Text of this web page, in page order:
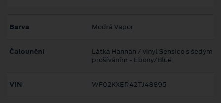
Barva Modrá Vapor
Čalounění
Látka Hannah / vinyl Sensico s šedým
prošíváním - Ebony/Blue
VIN WF02KXER42TJ48895